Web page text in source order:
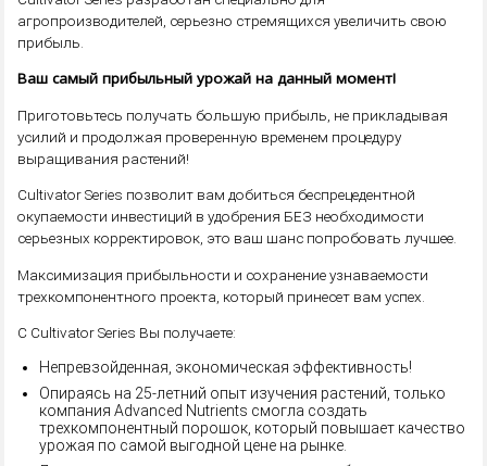
агропроизводителей, серьезно стремящихся увеличить свою
прибыль.
Ваш самый прибыльный урожай на данный момент!
Приготовьтесь получать большую прибыль, не прикладывая
усилий и продолжая проверенную временем процедуру
выращивания растений!
Cultivator Series позволит вам добиться беспрецедентной
окупаемости инвестиций в удобрения БЕЗ необходимости
серьезных корректировок, это ваш шанс попробовать лучшее.
Максимизация прибыльности и сохранение узнаваемости
трехкомпонентного проекта, который принесет вам успех.
С Cultivator Series Вы получаете:
Непревзойденная, экономическая эффективность!
Опираясь на 25-летний опыт изучения растений, только
компания Advanced Nutrients смогла создать
трехкомпонентный порошок, который повышает качество
урожая по самой выгодной цене на рынке.